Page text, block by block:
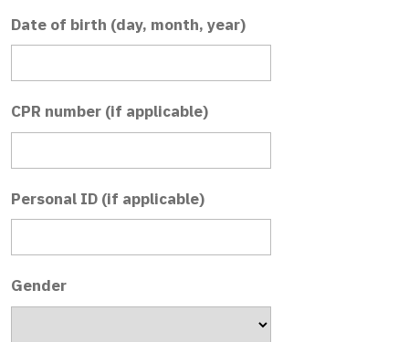
Date of birth (day, month, year)
CPR number (if applicable)
Personal ID (if applicable)
Gender